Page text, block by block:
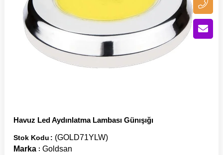
Havuz Led Aydınlatma Lambası Günışığı
(GOLD71YLW)
Stok Kodu
Marka : Goldsan